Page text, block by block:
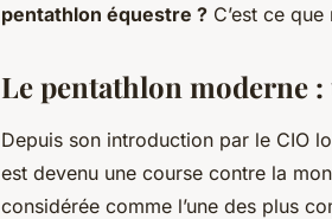
pentathlon équestre ? C’est ce
Le pentathlon moderne
Depuis son introduction par le CIO
est devenu une course contre la
considérée comme l’une des plus